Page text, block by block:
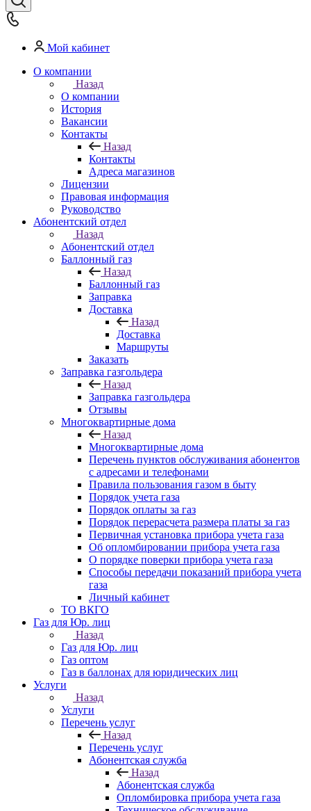
Мой кабинет
О компании
Назад
О компании
История
Вакансии
Контакты
Назад
Контакты
Адреса магазинов
Лицензии
Правовая информация
Руководство
Абонентский отдел
Назад
Абонентский отдел
Баллонный газ
Назад
Баллонный газ
Заправка
Доставка
Назад
Доставка
Маршруты
Заказать
Заправка газгольдера
Назад
Заправка газгольдера
Отзывы
Многоквартирные дома
Назад
Многоквартирные дома
Перечень пунктов обслуживания абонентов
с адресами и телефонами
Правила пользования газом в быту
Порядок учета газа
Порядок оплаты за газ
Порядок перерасчета размера платы за газ
Первичная установка прибора учета газа
Об опломбировании прибора учета газа
О порядке поверки прибора учета газа
Способы передачи показаний прибора учета
газа
Личный кабинет
ТО ВКГО
Газ для Юр. лиц
Назад
Газ для Юр. лиц
Газ оптом
Газ в баллонах для юридических лиц
Услуги
Назад
Услуги
Перечень услуг
Назад
Перечень услуг
Абонентская служба
Назад
Абонентская служба
Опломбировка прибора учета газа